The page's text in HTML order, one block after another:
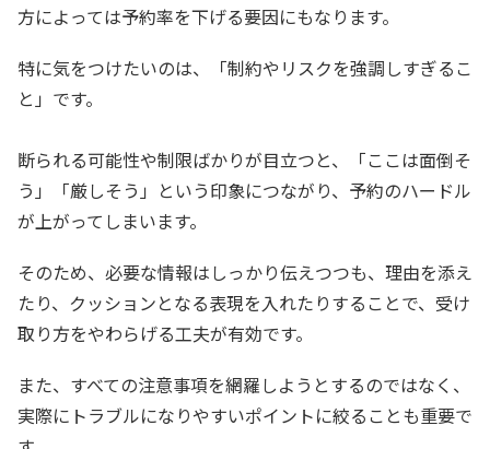
方によっては予約率を下げる要因にもなります。
特に気をつけたいのは、「制約やリスクを強調しすぎるこ
と」です。
断られる可能性や制限ばかりが目立つと、「ここは面倒そ
う」「厳しそう」という印象につながり、予約のハードル
が上がってしまいます。
そのため、必要な情報はしっかり伝えつつも、理由を添え
たり、クッションとなる表現を入れたりすることで、受け
取り方をやわらげる工夫が有効です。
また、すべての注意事項を網羅しようとするのではなく、
実際にトラブルになりやすいポイントに絞ることも重要で